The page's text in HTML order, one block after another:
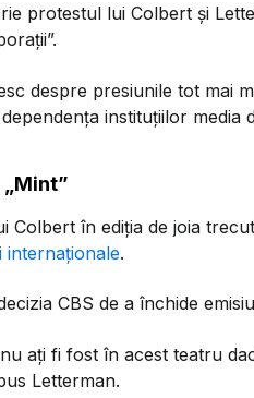
protestul lui Colbert și
despre presiunile tot mai
instituțiilor media
Colbert în ediția de joia
internaționale.
CBS de a închide
ați fi fost în acest teatru
Letterman.